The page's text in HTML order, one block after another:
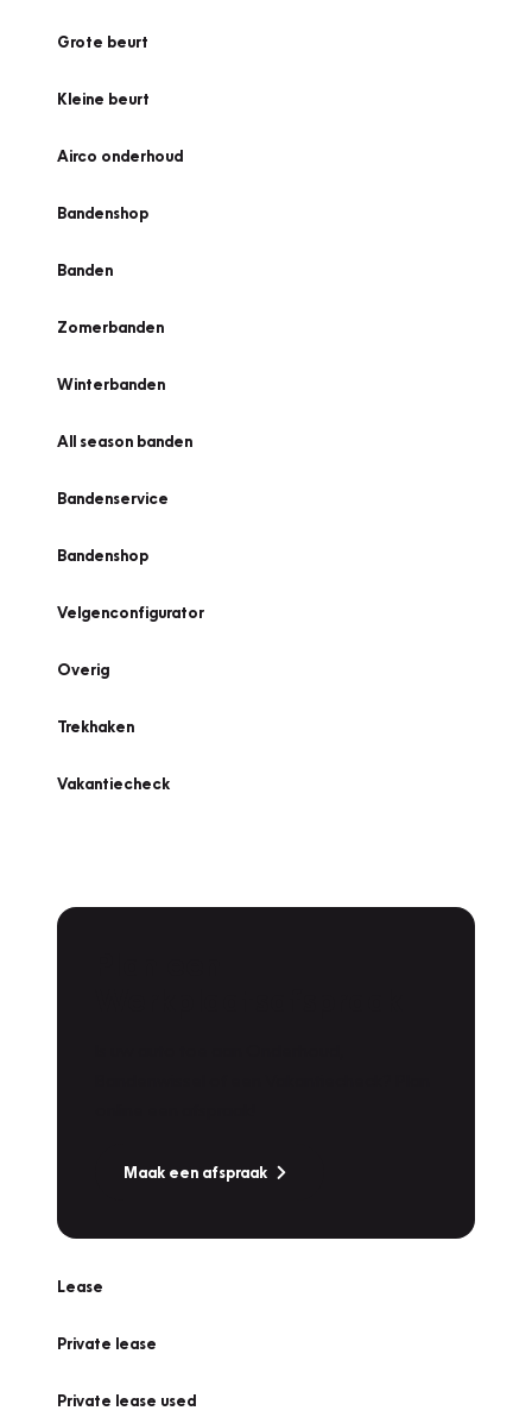
Grote beurt
Kleine beurt
Airco onderhoud
Bandenshop
Banden
Zomerbanden
Winterbanden
All season banden
Bandenservice
Bandenshop
Velgenconfigurator
Overig
Trekhaken
Vakantiecheck
Maak een afspraak
Lease
Private lease
Private lease used